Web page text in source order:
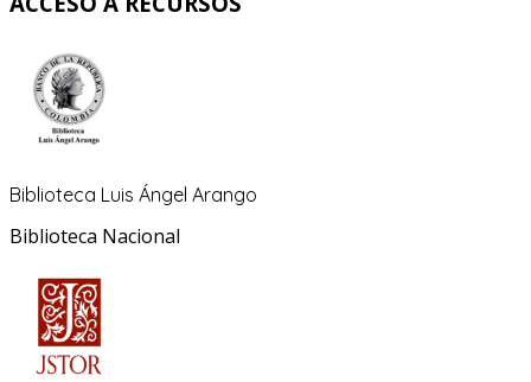
Biblioteca Luis Ángel Arango
Biblioteca Nacional